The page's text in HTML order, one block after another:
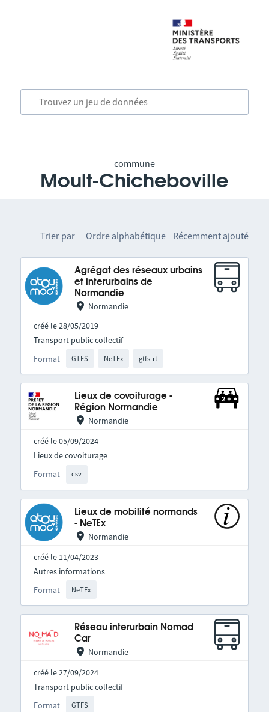
commune
Moult-Chicheboville
Trier par Ordre alphabétique Récemment ajouté
Agrégat des réseaux urbains
et interurbains de
Normandie
Normandie
créé le 28/05/2019
Format GTFS NeTEx gtfs-rt
Transport public collectif
Lieux de covoiturage -
Région Normandie
Normandie
créé le 05/09/2024
Format csv
Lieux de covoiturage
Lieux de mobilité normands
- NeTEx
Normandie
créé le 11/04/2023
Format NeTEx
Autres informations
Réseau interurbain Nomad
Car
Normandie
créé le 27/09/2024
Format GTFS
Transport public collectif